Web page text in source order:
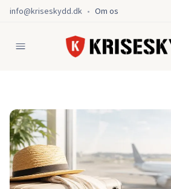
info@kriseskydd.dk • Om os